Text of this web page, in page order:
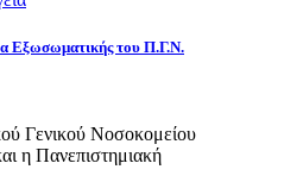
Εξωσωματικής του Π.Γ.Ν.
Γενικού Νοσοκομείου
η Πανεπιστημιακή